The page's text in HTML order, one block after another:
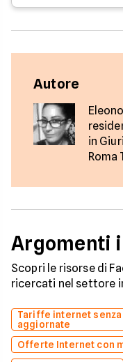
Autore
in
Roma
Argomenti
Scopri le risorse di
ricercati nel settore
Tariffe internet
aggiornate
Offerte Internet con